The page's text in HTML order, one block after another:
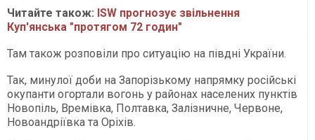
Читайте також: ISW прогнозує звільнення
Куп'янська "протягом 72 годин"
Там також розповіли про ситуацію на півдні України.
Так, минулої доби на Запорізькому напрямку російські
окупанти огортали вогонь у районах населених пунктів
Новопіль, Времівка, Полтавка, Залізничне, Червоне,
Новоандріївка та Оріхів.